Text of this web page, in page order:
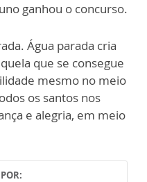
ganhou o concurso.
Água parada cria
que se consegue
mesmo no meio
os santos nos
e alegria, em meio